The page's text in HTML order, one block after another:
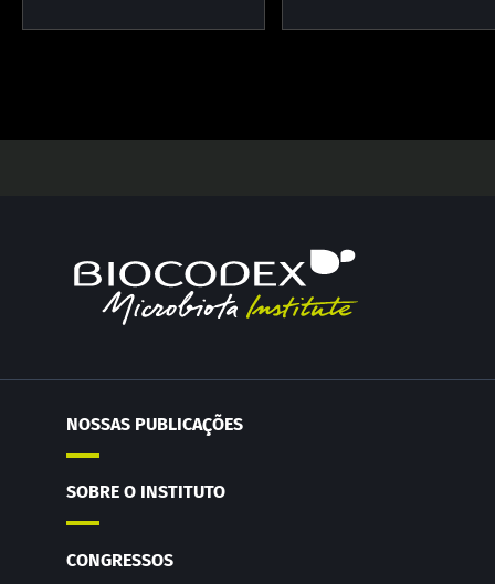
NOSSAS PUBLICAÇÕES
SOBRE O INSTITUTO
CONGRESSOS